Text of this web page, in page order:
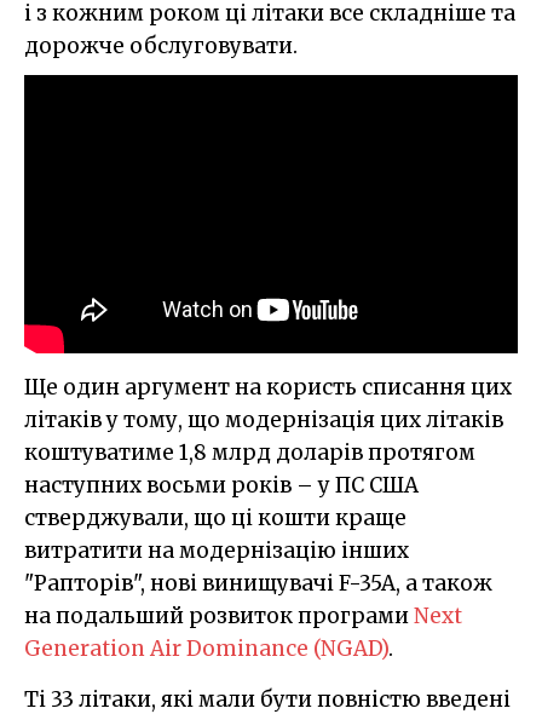
і з кожним роком ці літаки все складніше та
дорожче обслуговувати.
Ще один аргумент на користь списання цих
літаків у тому, що модернізація цих літаків
коштуватиме 1,8 млрд доларів протягом
наступних восьми років – у ПС США
стверджували, що ці кошти краще
витратити на модернізацію інших
"Рапторів", нові винищувачі F-35A, а також
на подальший розвиток програмиNext
Generation Air Dominance (NGAD).
Ті 33 літаки, які мали бути повністю введені